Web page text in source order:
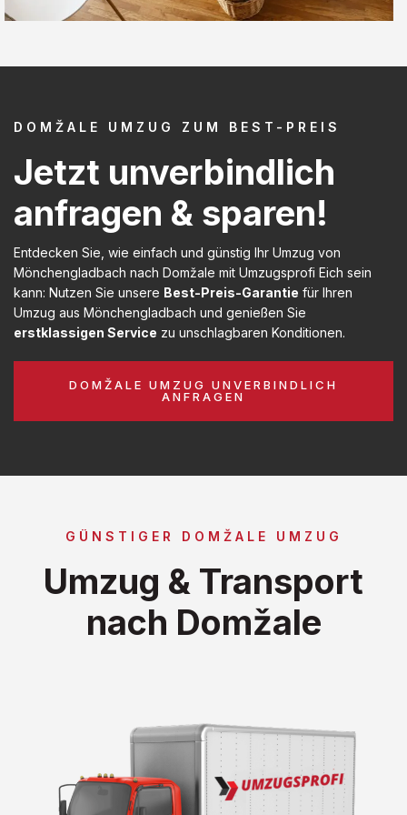
DOMŽALE UMZUG ZUM BEST-PREIS
Jetzt unverbindlich
anfragen & sparen!
Entdecken Sie, wie einfach und günstig Ihr Umzug von
Mönchengladbach nach Domžale mit Umzugsprofi Eich sein
kann: Nutzen Sie unsere Best-Preis-Garantie für Ihren
Umzug aus Mönchengladbach und genießen Sie
erstklassigen Service zu unschlagbaren Konditionen.
DOMŽALE UMZUG UNVERBINDLICH
ANFRAGEN
GÜNSTIGER DOMŽALE UMZUG
Umzug & Transport
nach Domžale